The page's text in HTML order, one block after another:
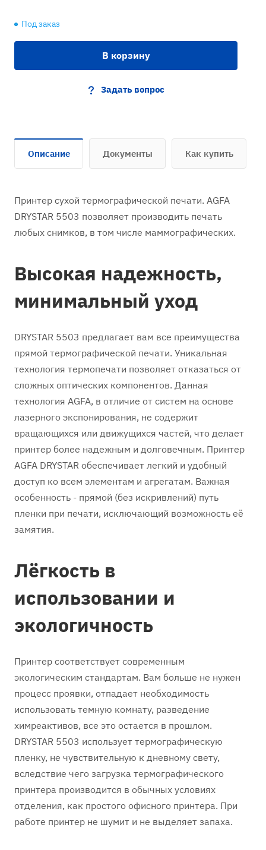
Под заказ
В корзину
Задать вопрос
Описание Документы Как купить
Принтер сухой термографической печати. AGFA
DRYSTAR 5503 позволяет производить печать
любых снимков, в том числе маммографических.
Высокая надежность,
минимальный уход
DRYSTAR 5503 предлагает вам все преимущества
прямой термографической печати. Уникальная
технология термопечати позволяет отказаться от
сложных оптических компонентов. Данная
технология AGFA, в отличие от систем на основе
лазерного экспонирования, не содержит
вращающихся или движущихся частей, что делает
принтер более надежным и долговечным. Принтер
AGFA DRYSTAR обеспечивает легкий и удобный
доступ ко всем элементам и агрегатам. Важная
особенность - прямой (без искривлений) путь
пленки при печати, исключающий возможность её
замятия.
Лёгкость в
использовании и
экологичность
Принтер соответствует современным
экологическим стандартам. Вам больше не нужен
процесс проявки, отпадает необходимость
использовать темную комнату, разведение
химреактивов, все это остается в прошлом.
DRYSTAR 5503 использует термографическую
пленку, не чувствительную к дневному свету,
вследствие чего загрузка термографического
принтера производится в обычных условиях
отделения, как простого офисного принтера. При
работе принтер не шумит и не выделяет запаха.